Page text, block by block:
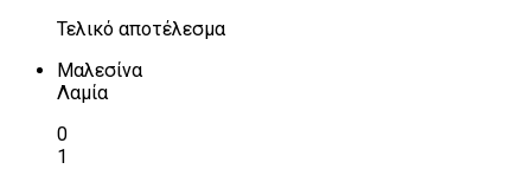
Τελικό αποτέλεσμα
Μαλεσίνα
Λαμία
0
1